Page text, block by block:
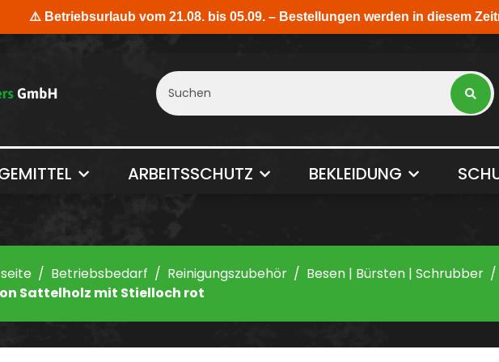
ARBEITSSCHUTZ BEKLEIDUNG
Betriebsbedarf Reinigungszubehör Besen | Bürsten | Schrubber
Sattelholz mit Stielloch rot